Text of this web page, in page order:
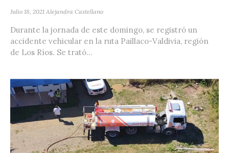
Julio 18, 2021 Alejandra Castellano
Durante la jornada de este domingo, se registró un
accidente vehicular en la ruta Paillaco-Valdivia, región
de Los Ríos. Se trató...